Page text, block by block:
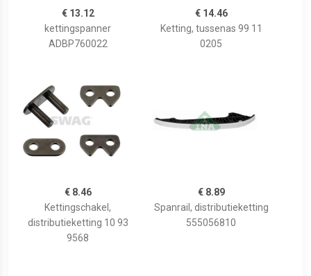
€ 13.12
kettingspanner
ADBP760022
€ 14.46
Ketting, tussenas 99 11
0205
€ 8.46
Kettingschakel,
distributieketting 10 93
9568
€ 8.89
Spanrail, distributieketting
555056810